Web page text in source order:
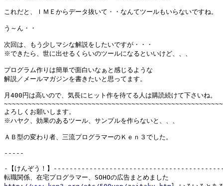
これだと、ＩＭＥからデータ抜いて・・なんてツールもいらないですね。
う～ん・・
次回は、もう少しマシな解説をしたいですが・・・
※できたら、世に出せるくらいのツールになるといいけど、、、
プログラム作りは簡単で面白いなぁと感じるような
解説／メールマガジンを書きたいと思ってます。
月400円は高いので、気長にヒット作を待てる人は購読続けて下さいね。
よろしくお願いします。
※ハヤク、効果のあるツール、サンプルを作らないと、、、
ＡＢ型の変わり者、三流プログラマーのＫｅｎ３でした。
-----
-【けんぞう！】